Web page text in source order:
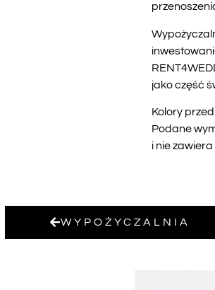
jako część
Kolory
Podane
i nie
WYPOŻYCZALNIA